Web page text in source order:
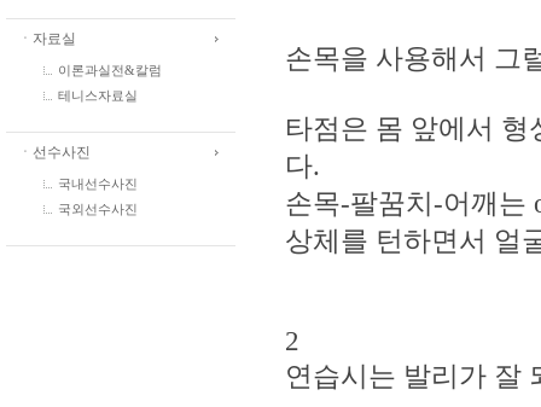
ㆍ자료실
이론과실전&칼럼
테니스자료실
ㆍ선수사진
국내선수사진
국외선수사진
손목을 사용해서 그
타점은 몸 앞에서
다.
손목-팔꿈치-어깨는
상체를 턴하면서 얼
2
연습시는 발리가 잘